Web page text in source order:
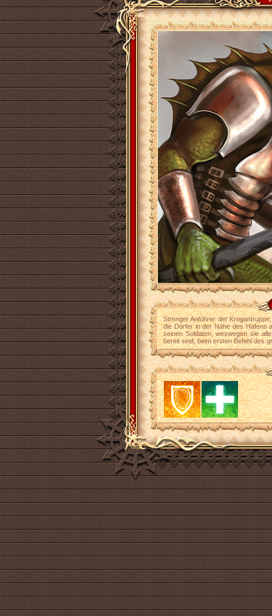
Strenger Anführer der
die Dörfer in der Nähe des Hafens
seinen Soldaten, weswegen sie
bereit sind, beim ersten Befehl des